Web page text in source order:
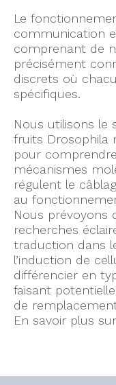
Le
communication
comprenant de
précisément
discrets où
spécifiques.
Nous utilisons le
fruits Drosophila
pour
mécanismes
régulent le
au
Nous prévoyons
recherches
traduction dans
l’induction de
différencier en
faisant
de
En savoir plus